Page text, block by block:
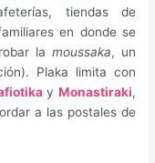
tiendas de
en donde se
la moussaka, un
Plaka limita con
y Monastiraki,
a las postales de